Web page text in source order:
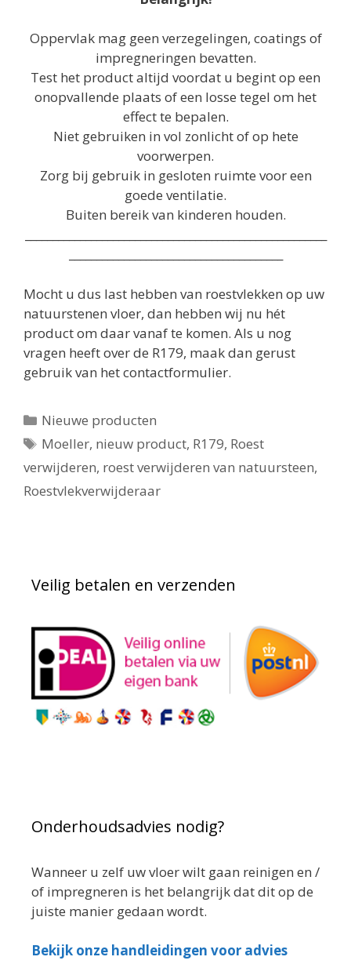
Oppervlak mag geen verzegelingen, coatings of
impregneringen bevatten.
Test het product altijd voordat u begint op een
onopvallende plaats of een losse tegel om het
effect te bepalen.
Niet gebruiken in vol zonlicht of op hete
voorwerpen.
Zorg bij gebruik in gesloten ruimte voor een
goede ventilatie.
Buiten bereik van kinderen houden.
Mocht u dus last hebben van roestvlekken op uw
natuurstenen vloer, dan hebben wij nu hét
product om daar vanaf te komen. Als u nog
vragen heeft over de R179, maak dan gerust
gebruik van het contactformulier.
Categorieën
Nieuwe producten
Tags
Moeller, nieuw product, R179, Roest
verwijderen, roest verwijderen van natuursteen,
Roestvlekverwijderaar
Veilig betalen en verzenden
Onderhoudsadvies nodig?
Wanneer u zelf uw vloer wilt gaan reinigen en /
of impregneren is het belangrijk dat dit op de
juiste manier gedaan wordt.
Bekijk onze handleidingen voor advies